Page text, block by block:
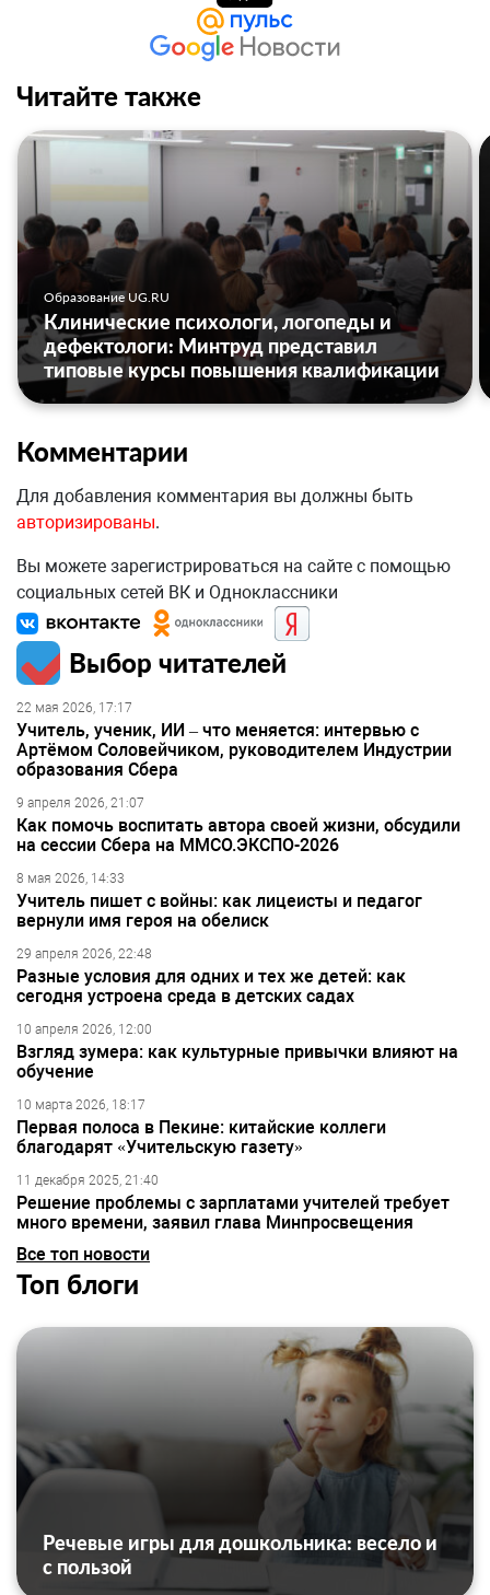
Читайте также
Образование UG.RU
Клинические психологи, логопеды и
дефектологи: Минтруд представил
типовые курсы повышения квалификации
Комментарии
Для добавления комментария вы должны быть
авторизированы.
Вы можете зарегистрироваться на сайте с помощью
социальных сетей ВК и Одноклассники
Выбор читателей
22 мая 2026, 17:17
Учитель, ученик, ИИ – что меняется: интервью с
Артёмом Соловейчиком, руководителем Индустрии
образования Сбера
9 апреля 2026, 21:07
Как помочь воспитать автора своей жизни, обсудили
на сессии Сбера на ММСО.ЭКСПО-2026
8 мая 2026, 14:33
Учитель пишет с войны: как лицеисты и педагог
вернули имя героя на обелиск
29 апреля 2026, 22:48
Разные условия для одних и тех же детей: как
сегодня устроена среда в детских садах
10 апреля 2026, 12:00
Взгляд зумера: как культурные привычки влияют на
обучение
10 марта 2026, 18:17
Первая полоса в Пекине: китайские коллеги
благодарят «Учительскую газету»
11 декабря 2025, 21:40
Решение проблемы с зарплатами учителей требует
много времени, заявил глава Минпросвещения
Все топ новости
Топ блоги
Речевые игры для дошкольника: весело и
с пользой